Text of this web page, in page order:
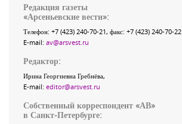
Редакция газеты
«Арсеньевские вести»:
Телефон: +7 (423) 240-70-21, факс: +7 (423) 240-70-22
E-mail: av@arsvest.ru
Редактор:
Ирина Георгиевна Гребнёва,
E-mail: editor@arsvest.ru
Собственный корреспондент «АВ»
в Санкт-Петербурге: